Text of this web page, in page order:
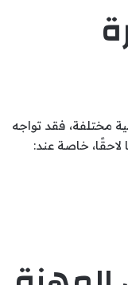
مختلفة، فقد تواجه
خاصة عند: